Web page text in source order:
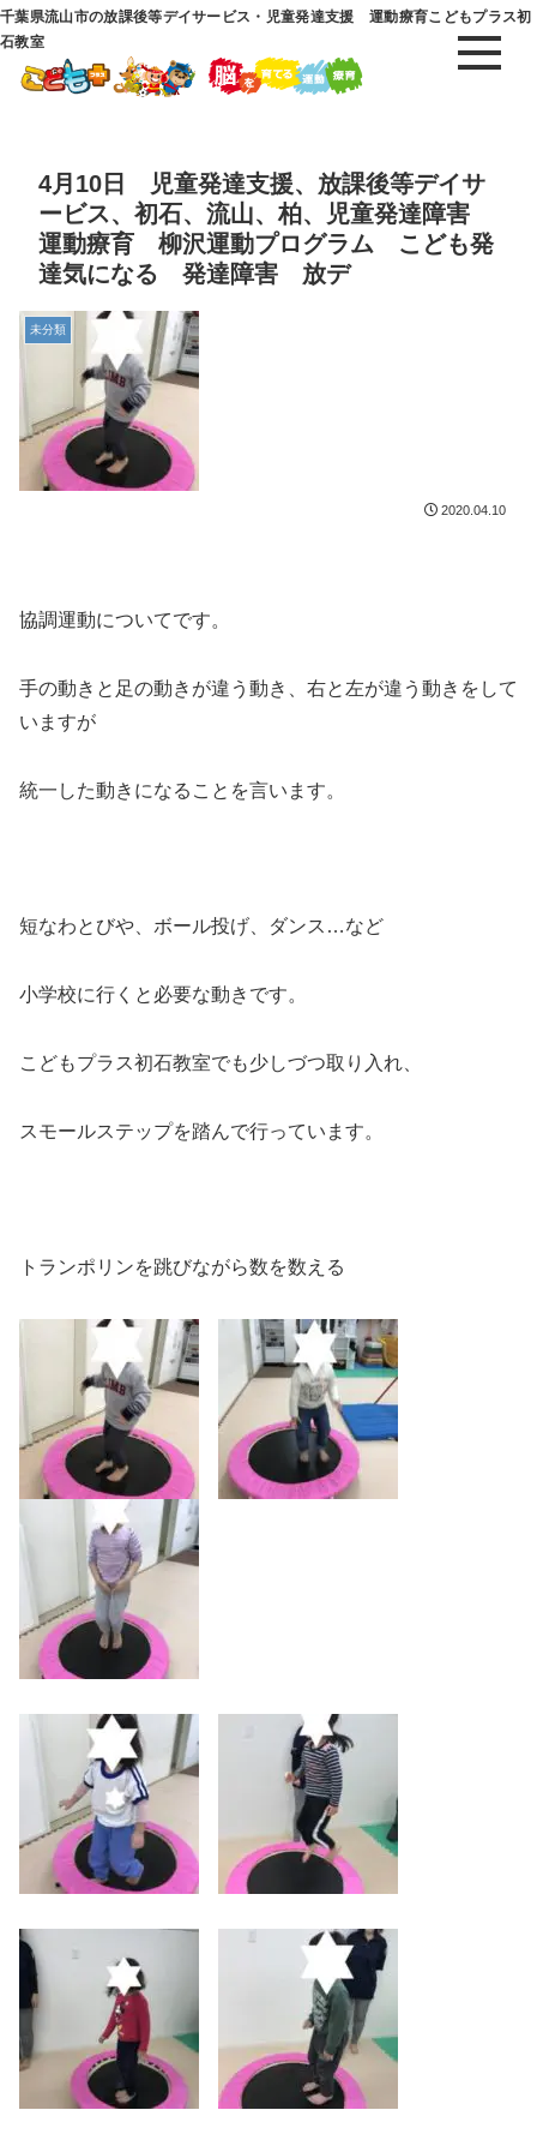
千葉県流山市の放課後等デイサービス・児童発達支援 運動療育こどもプラス初
石教室
4月10日 児童発達支援、放課後等デイサ
ービス、初石、流山、柏、児童発達障害
運動療育 柳沢運動プログラム こども発
達気になる 発達障害 放デ
未分類
2020.04.10
協調運動についてです。
手の動きと足の動きが違う動き、右と左が違う動きをして
いますが
統一した動きになることを言います。
短なわとびや、ボール投げ、ダンス…など
小学校に行くと必要な動きです。
こどもプラス初石教室でも少しづつ取り入れ、
スモールステップを踏んで行っています。
トランポリンを跳びながら数を数える